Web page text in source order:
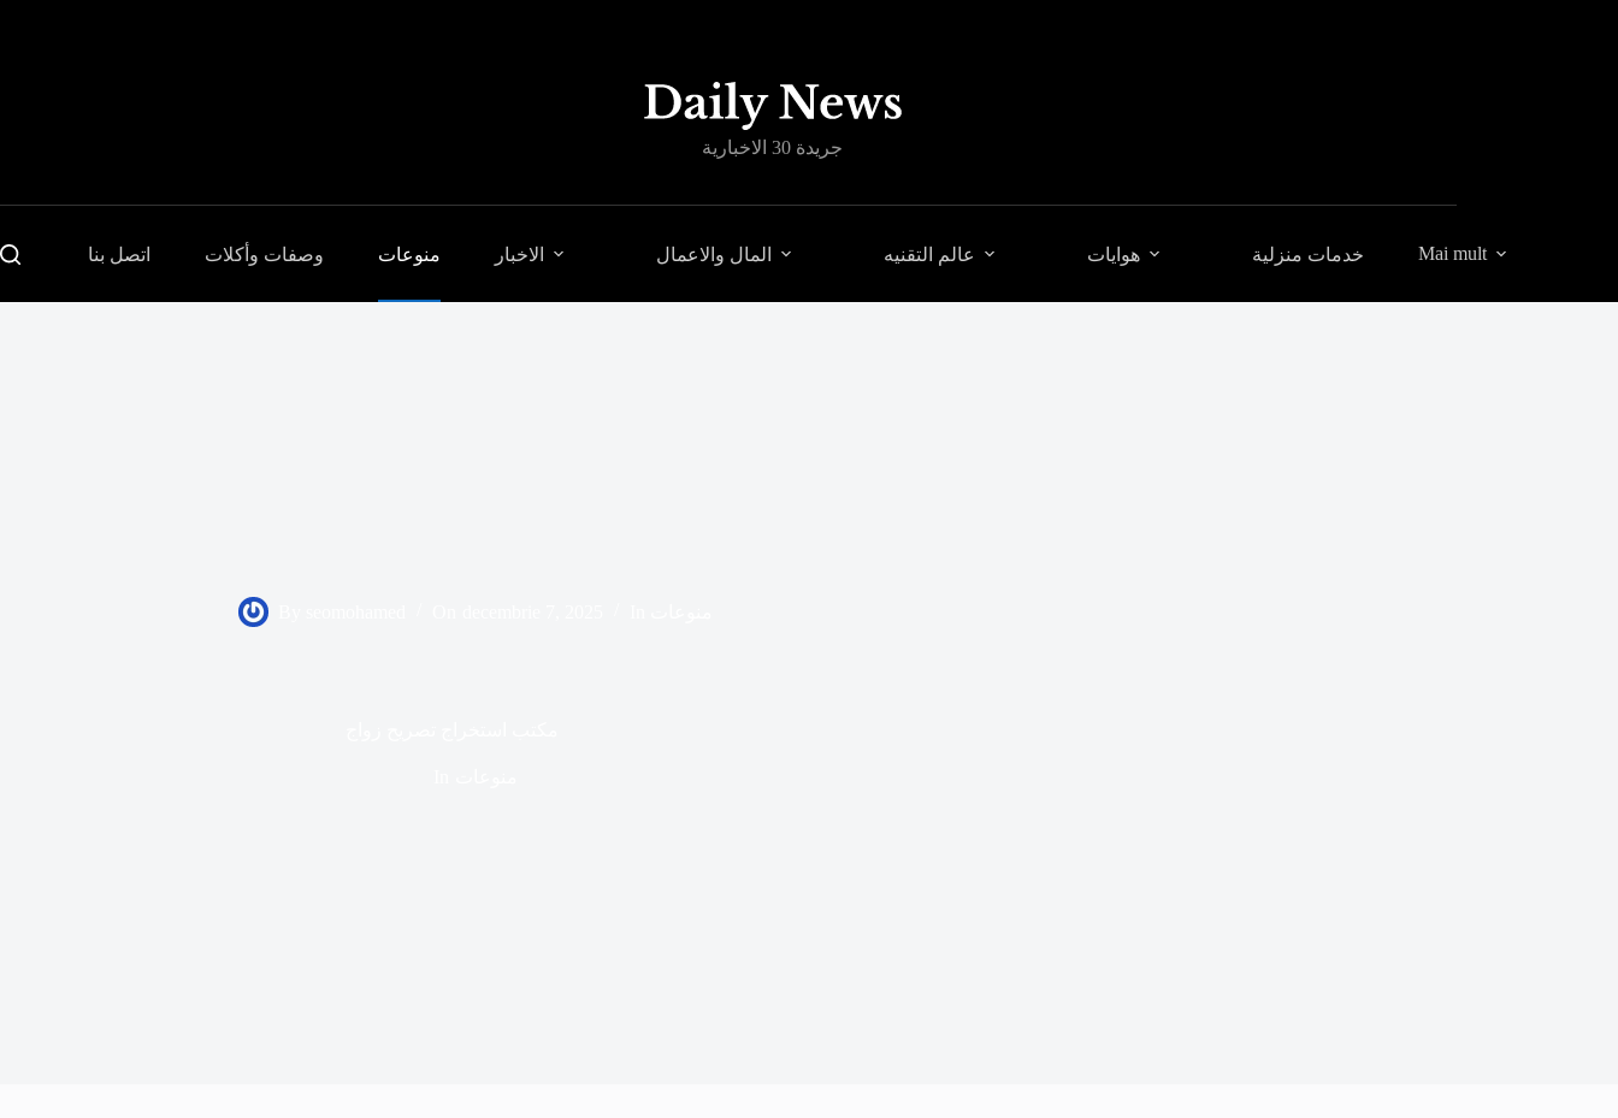
جريدة 30 الاخبارية
اتصل بنا وصفات وأكلات منوعات الاخبار المال والاعمال عالم التقنيه هوايات خدمات منزلية Mai mult